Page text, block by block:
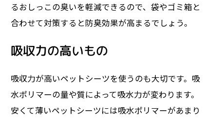
るおしっこの臭いを軽減できるので、袋やゴミ箱と
合わせて対策すると防臭効果が高まるでしょう。
吸収力の高いもの
吸収力が高いペットシーツを使うのも大切です。吸
水ポリマーの量や質によって吸水力が変わります。
安くて薄いペットシーツには吸水ポリマーがあまり